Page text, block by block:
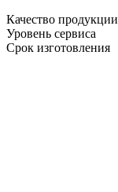
Качество продукции
Уровень сервиса
Срок изготовления